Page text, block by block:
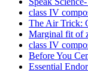
class IV
The Air Trick:
Marginal fit of
class IV
Before You
Essential